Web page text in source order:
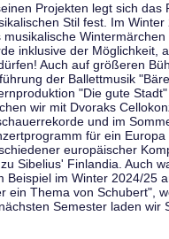
Projekten legt sich das
Stil fest. Im
musikalische
inklusive der Möglichkeit,
Auch auf größeren
der Ballettmusik
"Die gute
wir mit Dvoraks
und im
für ein
europäischer
Sibelius' Finlandia. Auch
Beispiel im Winter 2024/25
ein Thema von Schubert",
Semester laden wir